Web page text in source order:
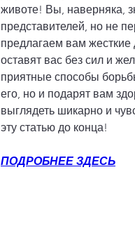
животе! Вы, наверняка,
представителей, но не
предлагаем вам
оставят вас без сил и
приятные способы
его, но и подарят вам
выглядеть шикарно и
эту статью до конца!
ПОДРОБНЕЕ ЗДЕСЬ